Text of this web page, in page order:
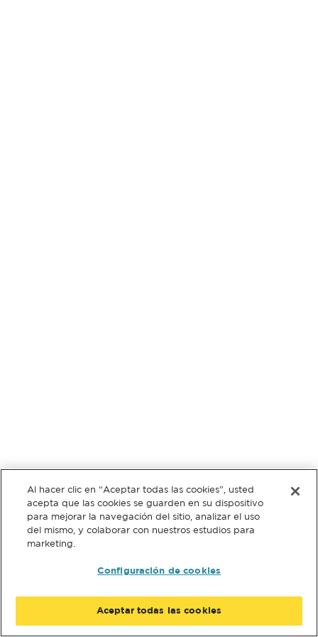
Al hacer clic en “Aceptar todas las cookies”, usted
acepta que las cookies se guarden en su dispositivo
para mejorar la navegación del sitio, analizar el uso
del mismo, y colaborar con nuestros estudios para
marketing.
Configuración de cookies
Aceptar todas las cookies